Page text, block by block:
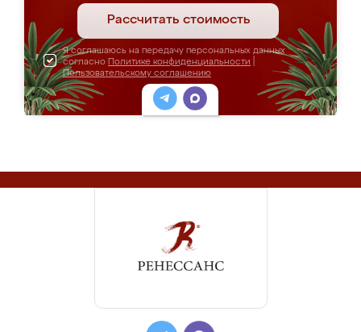
Рассчитать стоимость
Я соглашаюсь на передачу персональных данных
согласно Политике конфиденциальности
Пользовательскому соглашению